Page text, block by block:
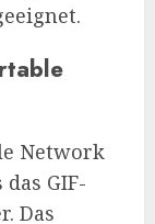
Network
GIF-
Das